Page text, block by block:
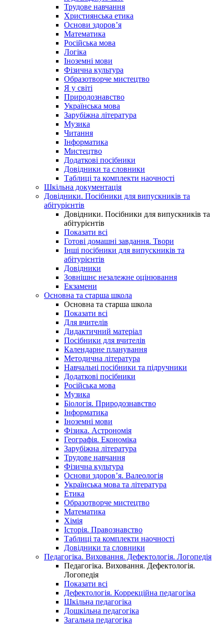
Трудове навчання
Християнська етика
Основи здоров’я
Математика
Російська мова
Логіка
Іноземні мови
Фізична культура
Образотворче мистецтво
Я у світі
Природознавство
Українська мова
Зарубіжна література
Музика
Читання
Інформатика
Мистецтво
Додаткові посібники
Довідники та словники
Таблиці та комплекти наочності
Шкільна документація
Довідники. Посібники для випускників та
абітурієнтів
Довідники. Посібники для випускників та
абітурієнтів
Показати всі
Готові домашні завдання. Твори
Інші посібники для випускників та
абітурієнтів
Довідники
Зовнішнє незалежне оцінювання
Екзамени
Основна та старша школа
Основна та старша школа
Показати всі
Для вчителів
Дидактичний матеріал
Посібники для вчителів
Календарне планування
Методична література
Навчальні посібники та підручники
Додаткові посібники
Російська мова
Музика
Біологія. Природознавство
Інформатика
Іноземні мови
Фізика. Астрономія
Географія. Економіка
Зарубіжна література
Трудове навчання
Фізична культура
Основи здоров’я. Валеологія
Українська мова та література
Етика
Образотворче мистецтво
Математика
Хімія
Історія. Правознавство
Таблиці та комплекти наочності
Довідники та словники
Педагогіка. Виховання. Дефектологія. Логопедія
Педагогіка. Виховання. Дефектологія.
Логопедія
Показати всі
Дефектологія. Коррекційна педагогіка
Шкільна педагогіка
Дошкільна педагогіка
Загальна педагогіка